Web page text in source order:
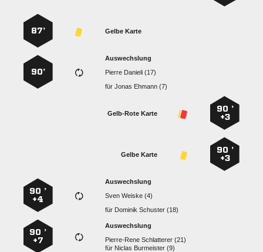
Gelbe Karte
87’
Auswechslung
  
für  
90’
90 ’
+3
Gelb-Rote Karte
90 ’
+3
Gelbe Karte
Auswechslung
  
für   
90 ’
+4
Auswechslung
  
für   
90 ’
+7